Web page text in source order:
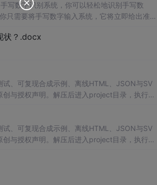
写数字识别系统，你可以轻松地识别手写数
只需要将手写数字输入系统，它将立即给出准确
状？.docx
、可复现合成示例、离线HTML、JSON与SV
与授权声明。解压后进入project目录，执行np
试审计和课程实践。
、可复现合成示例、离线HTML、JSON与SV
与授权声明。解压后进入project目录，执行np
试审计和课程实践。